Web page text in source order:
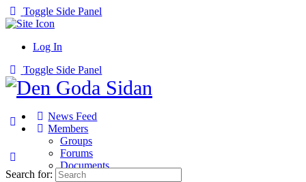
Toggle Side Panel
Log In
Toggle Side Panel
News Feed
Members
Groups
Forums
Documents
Search for: